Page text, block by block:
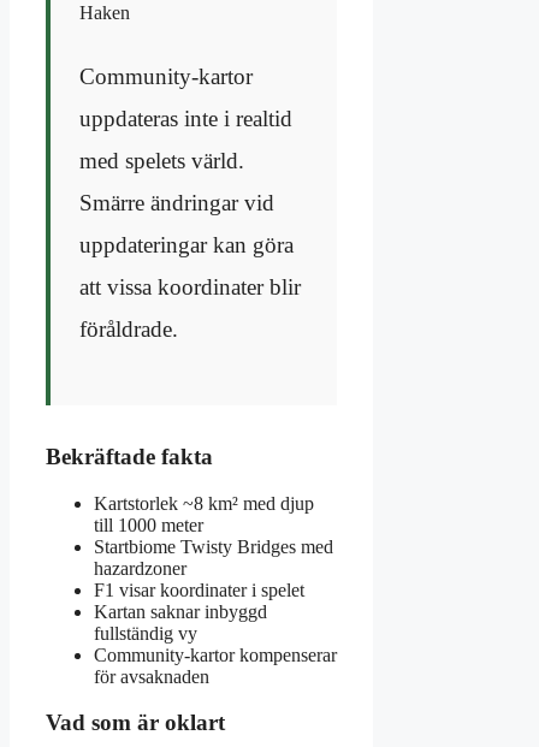
Haken
Community-kartor
uppdateras inte i realtid
med spelets värld.
Smärre ändringar vid
uppdateringar kan göra
att vissa koordinater blir
föråldrade.
Bekräftade fakta
Kartstorlek ~8 km² med djup
till 1000 meter
Startbiome Twisty Bridges med
hazardzoner
F1 visar koordinater i spelet
Kartan saknar inbyggd
fullständig vy
Community-kartor kompenserar
för avsaknaden
Vad som är oklart